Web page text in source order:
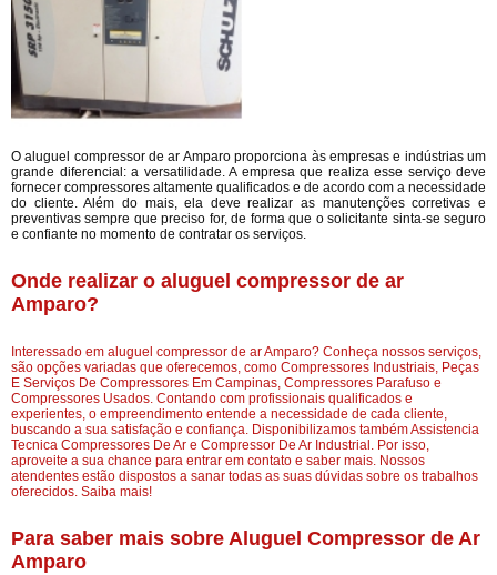
O aluguel compressor de ar Amparo proporciona às empresas e indústrias um
grande diferencial: a versatilidade. A empresa que realiza esse serviço deve
fornecer compressores altamente qualificados e de acordo com a necessidade
do cliente. Além do mais, ela deve realizar as manutenções corretivas e
preventivas sempre que preciso for, de forma que o solicitante sinta-se seguro
e confiante no momento de contratar os serviços.
Onde realizar o aluguel compressor de ar
Amparo?
Interessado em aluguel compressor de ar Amparo? Conheça nossos serviços,
são opções variadas que oferecemos, como Compressores Industriais, Peças
E Serviços De Compressores Em Campinas, Compressores Parafuso e
Compressores Usados. Contando com profissionais qualificados e
experientes, o empreendimento entende a necessidade de cada cliente,
buscando a sua satisfação e confiança. Disponibilizamos também Assistencia
Tecnica Compressores De Ar e Compressor De Ar Industrial. Por isso,
aproveite a sua chance para entrar em contato e saber mais. Nossos
atendentes estão dispostos a sanar todas as suas dúvidas sobre os trabalhos
oferecidos. Saiba mais!
Para saber mais sobre Aluguel Compressor de Ar
Amparo